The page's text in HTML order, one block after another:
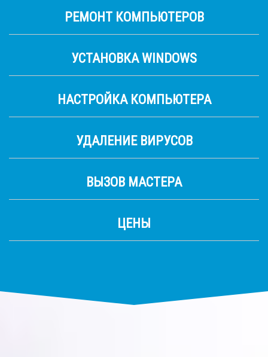
РЕМОНТ КОМПЬЮТЕРОВ
УСТАНОВКА WINDOWS
НАСТРОЙКА КОМПЬЮТЕРА
УДАЛЕНИЕ ВИРУСОВ
ВЫЗОВ МАСТЕРА
ЦЕНЫ